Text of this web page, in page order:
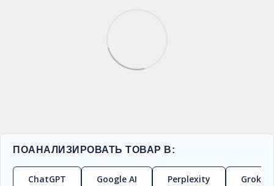
ПОАНАЛИЗИРОВАТЬ ТОВАР В:
ChatGPT Google AI Perplexity Grok